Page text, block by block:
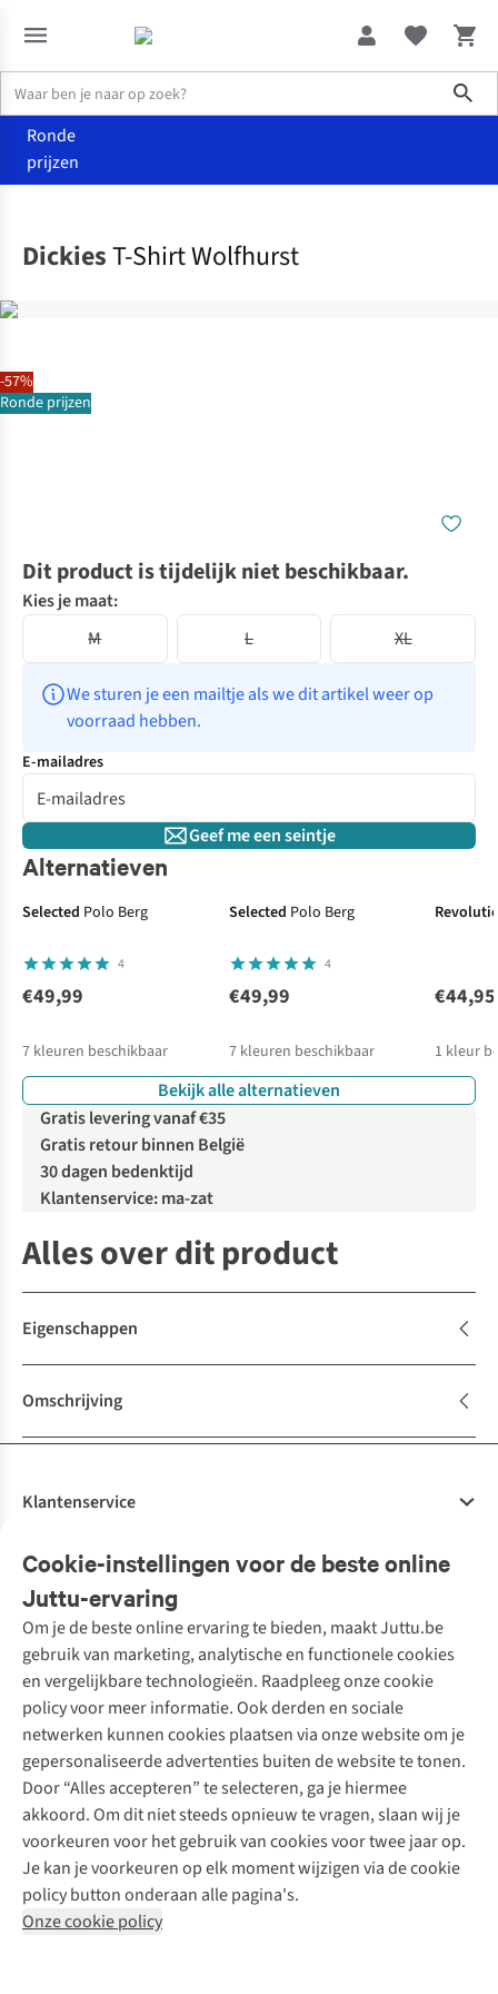
Ronde
prijzen
-57%
Ronde prijzen
DickiesT-Shirt Wolfhurst
Dit product is tijdelijk niet beschikbaar.
Kies je maat:
M
L XL
We sturen je een mailtje als we dit artikel weer op
voorraad hebben.
E-mailadres
Geef me een seintje
Alternatieven
Selected Polo Berg
4
€49,99
7 kleuren beschikbaar
Selected Polo Berg
4
€49,99
7 kleuren beschikbaar
€44,95
1 kleur
Bekijk alle alternatieven
Gratis levering vanaf €35
Gratis retour binnen België
30 dagen bedenktijd
Klantenservice: ma-zat
Alles over dit product
Eigenschappen
Omschrijving
Cookie-instellingen voor de beste online
Juttu-ervaring
Om je de beste online ervaring te bieden, maakt Juttu.be
gebruik van marketing, analytische en functionele cookies
en vergelijkbare technologieën. Raadpleeg onze cookie
policy voor meer informatie. Ook derden en sociale
netwerken kunnen cookies plaatsen via onze website om je
gepersonaliseerde advertenties buiten de website te tonen.
Door “Alles accepteren” te selecteren, ga je hiermee
akkoord. Om dit niet steeds opnieuw te vragen, slaan wij je
voorkeuren voor het gebruik van cookies voor twee jaar op.
Je kan je voorkeuren op elk moment wijzigen via de cookie
policy button onderaan alle pagina's.
Onze cookie policy
Klantenservice
Bestellen
Betalen
10% studentenkorting
Klarna - achteraf betalen
Levering
Retourneren
Bestelling herroepen
Garantie
Contact
Onze diensten
Tweedehands - ReJUsed
Kledingatelier
Personal shopping
Textielbox
Events / workshops
Juttu
Over ons
Juttu Friends
Inspiratie
Werken bij Juttu
Onze winkels
De wereld van Juttu
Verantwoord ondernemen
Toegankelijkheidsverklaring
Merken
Nathalie Vleeschouwer
Selected dames
HKLiving
Dickies
Sessùn
Strom
O My Bag
Revolution
Meld je aan voor de nieuwsbrief
Follow us